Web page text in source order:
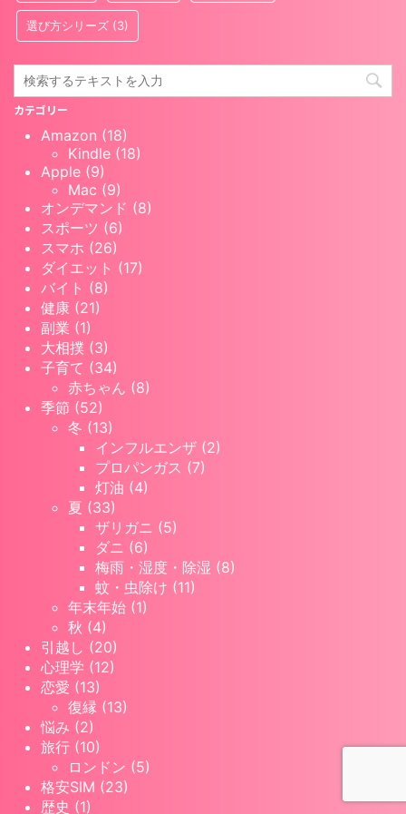
選び方シリーズ (3)
カテゴリー
Amazon (18)
Kindle (18)
Apple (9)
Mac (9)
オンデマンド (8)
スポーツ (6)
スマホ (26)
ダイエット (17)
バイト (8)
健康 (21)
副業 (1)
大相撲 (3)
子育て (34)
赤ちゃん (8)
季節 (52)
冬 (13)
インフルエンザ (2)
プロパンガス (7)
灯油 (4)
夏 (33)
ザリガニ (5)
ダニ (6)
梅雨・湿度・除湿 (8)
蚊・虫除け (11)
年末年始 (1)
秋 (4)
引越し (20)
心理学 (12)
恋愛 (13)
復縁 (13)
悩み (2)
旅行 (10)
ロンドン (5)
格安SIM (23)
歴史 (1)